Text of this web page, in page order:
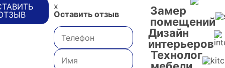
x
Оставить отзыв
Замер
помещений
Дизайн
интерьеров
Технолог